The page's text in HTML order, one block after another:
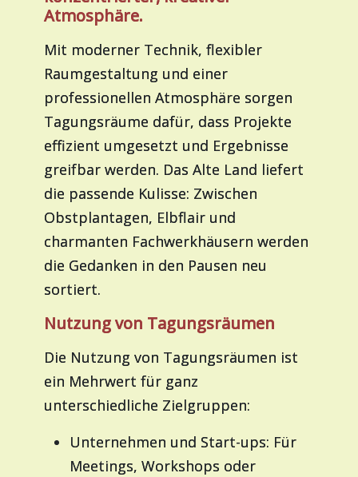
Atmosphäre.
Mit moderner Technik, flexibler
Raumgestaltung und einer
professionellen Atmosphäre sorgen
Tagungsräume dafür, dass Projekte
effizient umgesetzt und Ergebnisse
greifbar werden. Das Alte Land liefert
die passende Kulisse: Zwischen
Obstplantagen, Elbflair und
charmanten Fachwerkhäusern werden
die Gedanken in den Pausen neu
sortiert.
Nutzung von Tagungsräumen
Die Nutzung von Tagungsräumen ist
ein Mehrwert für ganz
unterschiedliche Zielgruppen:
Unternehmen und Start-ups: Für
Meetings, Workshops oder